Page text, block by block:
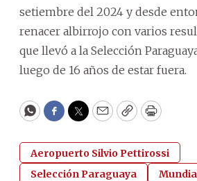
setiembre del 2024 y desde
renacer albirrojo con varios
que llevó a la Selección
luego de 16 años de estar fuera.
WhatsApp
Facebook
Twitter
EmailCopyPrint
Aeropuerto Silvio Pettirossi
Selección Paraguaya